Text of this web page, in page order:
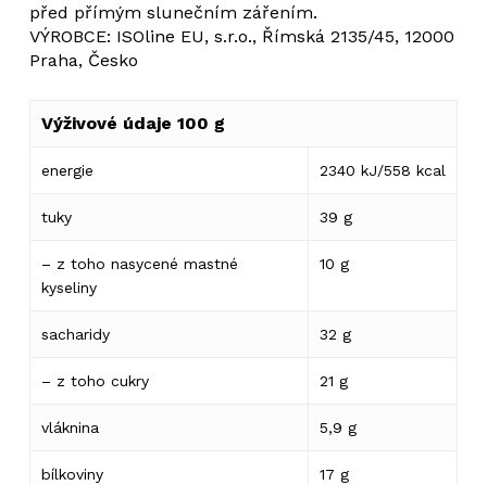
Žádné produkty v košíku.
před přímým slunečním zářením.
VÝROBCE: ISOline EU, s.r.o., Římská 2135/45, 12000
Praha, Česko
Výživové údaje 100 g
energie 2340 kJ/558 kcal
tuky 39 g
– z toho nasycené mastné
kyseliny
10 g
sacharidy 32 g
– z toho cukry 21 g
vláknina 5,9 g
bílkoviny 17 g